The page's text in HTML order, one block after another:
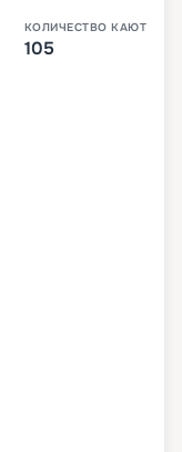
КОЛИЧЕСТВО КАЮТ
105